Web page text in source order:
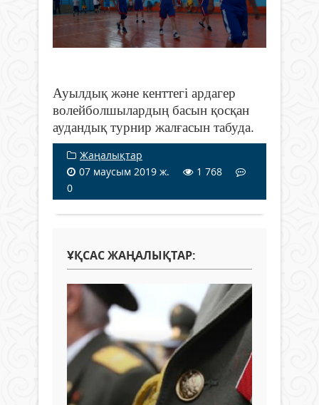
Ауылдық және кенттегі ардагер
волейболшылардың басын қосқан
аудандық турнир жалғасын табуда.
Жаңалықтар
07 маусым 2019 ж.
1 768
0
ҰҚСАС ЖАҢАЛЫҚТАР: